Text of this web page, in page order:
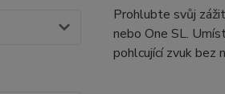
Prohlubte svůj
nebo One SL.
pohlcující zvuk bez